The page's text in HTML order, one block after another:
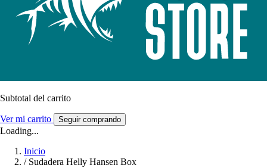
Subtotal del carrito
Ver mi carrito Seguir comprando
Loading...
Inicio
/ Sudadera Helly Hansen Box